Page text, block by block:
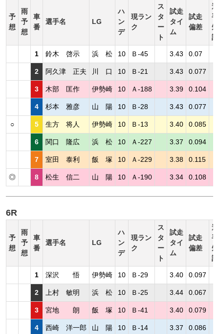
予
想
雨
予
想
車
番
選手名 LG
ハ
ン
デ
現ラン
ク
ス
タ
ー
ト
試走
タイ
ム
試走
偏差
選
手
短
評
1 鈴木 啓示 浜 松 10 Ｂ-45 3.43 0.07
2 阿久津 正夫 川 口 10 Ｂ-21 3.43 0.077
3 木部 匡作 伊勢崎 10 Ａ-188 3.39 0.104
4 杉本 雅彦 山 陽 10 Ｂ-28 3.43 0.077
○ 5 生方 将人 伊勢崎 10 Ｂ-13 3.40 0.085
6 関口 隆広 浜 松 10 Ａ-227 3.37 0.094
7 室田 泰利 飯 塚 10 Ａ-229 3.38 0.115
◎ 8 松生 信二 山 陽 10 Ａ-190 3.34 0.108
6R
予
想
雨
予
想
車
番
選手名 LG
ハ
ン
デ
現ラン
ク
ス
タ
ー
ト
試走
タイ
ム
試走
偏差
選
手
短
評
1 深沢 悟 伊勢崎 10 Ｂ-29 3.40 0.097
2 上村 敏明 浜 松 10 Ｂ-25 3.44 0.067
3 宮地 朗 飯 塚 10 Ｂ-41 3.40 0.079
4 西崎 洋一郎 山 陽 10 Ｂ-14 3.37 0.086